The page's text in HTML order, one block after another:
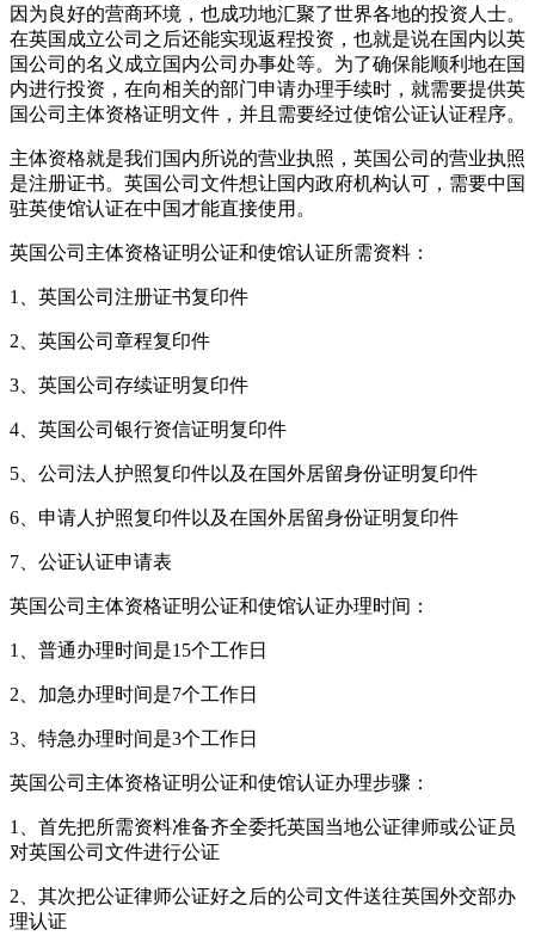
因为良好的营商环境，也成功地汇聚了世界各地的投资人士。
在英国成立公司之后还能实现返程投资，也就是说在国内以英
国公司的名义成立国内公司办事处等。为了确保能顺利地在国
内进行投资，在向相关的部门申请办理手续时，就需要提供英
国公司主体资格证明文件，并且需要经过使馆公证认证程序。
主体资格就是我们国内所说的营业执照，英国公司的营业执照
是注册证书。英国公司文件想让国内政府机构认可，需要中国
驻英使馆认证在中国才能直接使用。
英国公司主体资格证明公证和使馆认证所需资料：
1、英国公司注册证书复印件
2、英国公司章程复印件
3、英国公司存续证明复印件
4、英国公司银行资信证明复印件
5、公司法人护照复印件以及在国外居留身份证明复印件
6、申请人护照复印件以及在国外居留身份证明复印件
7、公证认证申请表
英国公司主体资格证明公证和使馆认证办理时间：
1、普通办理时间是15个工作日
2、加急办理时间是7个工作日
3、特急办理时间是3个工作日
英国公司主体资格证明公证和使馆认证办理步骤：
1、首先把所需资料准备齐全委托英国当地公证律师或公证员
对英国公司文件进行公证
2、其次把公证律师公证好之后的公司文件送往英国外交部办
理认证